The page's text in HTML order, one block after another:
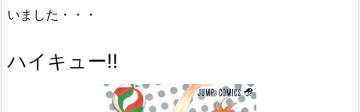
いました・・・
ハイキュー!!